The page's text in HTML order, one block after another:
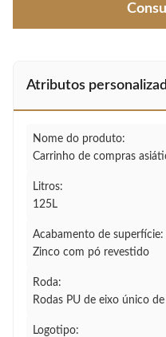
Atributos
Nome do produto:
Carrinho de compras
Litros:
125L
Acabamento de superfície:
Zinco com pó revestido
Roda:
Rodas PU de eixo único
Logotipo: